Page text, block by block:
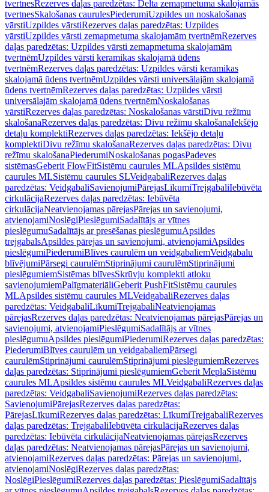
tvertnesRezerves daļas paredzētas: Delta zemapmetuma skalojamās
tvertnesSkalošanas caurulesPiederumiUzpildes un noskalošanas
vārstiUzpildes vārstiRezerves daļas paredzētas: Uzpildes
vārstiUzpildes vārsti zemapmetuma skalojamām tvertnēmRezerves
daļas paredzētas: Uzpildes vārsti zemapmetuma skalojamām
tvertnēmUzpildes vārsti keramikas skalojamā ūdens
tvertnēmRezerves daļas paredzētas: Uzpildes vārsti keramikas
skalojamā ūdens tvertnēmUzpildes vārsti universālajām skalojamā
ūdens tvertnēmRezerves daļas paredzētas: Uzpildes vārsti
universālajām skalojamā ūdens tvertnēmNoskalošanas
vārstiRezerves daļas paredzētas: Noskalošanas vārstiDivu režīmu
skalošanaRezerves daļas paredzētas: Divu režīmu skalošanaIekšējo
detaļu komplektiRezerves daļas paredzētas: Iekšējo detaļu
komplektiDivu režīmu skalošanaRezerves daļas paredzētas: Divu
režīmu skalošanaPiederumiNoskalošanas pogasPadeves
sistēmasGeberit FlowFitSistēmu caurules MLApsildes sistēmu
caurules MLSistēmu caurules SLVeidgabaliRezerves daļas
paredzētas: VeidgabaliSavienojumiPārejasLīkumiTrejgabaliIebūvēta
cirkulācijaRezerves daļas paredzētas: Iebūvēta
cirkulācijaNeatvienojamas pārejasPārejas un savienojumi,
atvienojamiNoslēgiPieslēgumiSadalītājs ar vītnes
pieslēgumuSadalītājs ar presēšanas pieslēgumuApsildes
trejgabalsApsildes pārejas un savienojumi, atvienojamiApsildes
pieslēgumiPiederumiBlīves caurulēm un veidgabaliemVeidgabalu
blīvējumiPārsegi caurulēmStiprinājumi caurulēmStiprinājumi
pieslēgumiemSistēmas blīvesSkrūvju komplekti atloku
savienojumiemPalīgmateriāliGeberit PushFitSistēmu caurules
MLApsildes sistēmu caurules MLVeidgabaliRezerves daļas
paredzētas: VeidgabaliLīkumiTrejgabaliNeatvienojamas
pārejasRezerves daļas paredzētas: Neatvienojamas pārejasPārejas un
savienojumi, atvienojamiPieslēgumiSadalītājs ar vītnes
pieslēgumuApsildes pieslēgumiPiederumiRezerves daļas paredzētas:
PiederumiBlīves caurulēm un veidgabaliemPārsegi
caurulēmStiprinājumi caurulēmStiprinājumi pieslēgumiemRezerves
daļas paredzētas: Stiprinājumi pieslēgumiemGeberit MeplaSistēmu
caurules MLApsildes sistēmu caurules MLVeidgabaliRezerves daļas
paredzētas: VeidgabaliSavienojumiRezerves daļas paredzētas:
SavienojumiPārejasRezerves daļas paredzētas:
PārejasLīkumiRezerves daļas paredzētas: LīkumiTrejgabaliRezerves
daļas paredzētas: TrejgabaliIebūvēta cirkulācijaRezerves daļas
paredzētas: Iebūvēta cirkulācijaNeatvienojamas pārejasRezerves
daļas paredzētas: Neatvienojamas pārejasPārejas un savienojumi,
atvienojamiRezerves daļas paredzētas: Pārejas un savienojumi,
atvienojamiNoslēgiRezerves daļas paredzētas:
NoslēgiPieslēgumiRezerves daļas paredzētas: PieslēgumiSadalītājs